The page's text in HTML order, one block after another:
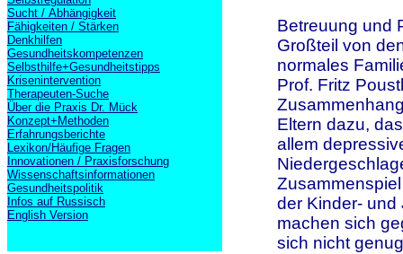
Sucht / Abhängigkeit
Fähigkeiten / Stärken
Denkhilfen
Gesundheitskompetenzen
Selbsthilfe+Gesundheitstipps
Krisenintervention
Therapeuten-Suche
Über die Praxis Dr. Mück
Konzept+Methoden
Erfahrungsberichte
Lexikon/Häufige Fragen
Innovationen / Praxisforschung
Wissenschaftsinformationen
Gesundheitspolitik
Infos auf Russisch
English Version
Betreuung und
Großteil von
normales
Prof. Fritz
Eltern dazu,
allem
der Kinder- und
machen sich
sich nicht